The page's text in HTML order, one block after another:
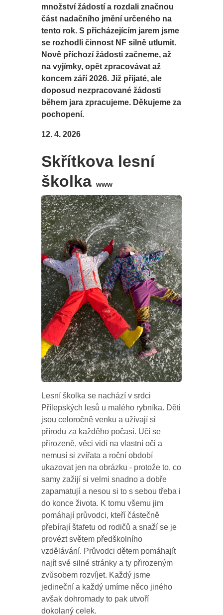
množství žádostí a rozdali značnou
část nadačního jmění určeného na
tento rok. S přicházejícím jarem jsme
se rozhodli činnost NF silně utlumit.
Nově příchozí žádosti začneme, až
na vyjímky, opět zpracovávat až
koncem září 2026. Již přijaté, ale
doposud nezpracované žádosti
během jara zpracujeme. Děkujeme za
pochopení.
12. 4. 2026
Skřítkova lesní
školkawww
Lesní školka se nachází v srdci
Přílepských lesů u malého rybníka. Děti
jsou celoročně venku a užívají si
přírodu za každěho počasí. Učí se
přirozeně, věci vidí na vlastní oči a
nemusí si zvířata a roční období
ukazovat jen na obrázku - protože to, co
samy zažijí si velmi snadno a dobře
zapamatují a nesou si to s sebou třeba i
do konce života. K tomu všemu jim
pomáhají průvodci, kteří částečně
přebírají štafetu od rodičů a snaží se je
provézt světem předškolního
vzdělávání. Průvodci dětem pomáhajít
najít své silné stránky a ty přirozeným
zvůsobem rozvíjet. Každý jsme
jedineční a každý umíme něco jiného
avšak dohromady to pak utvoří
dokolaný celek.